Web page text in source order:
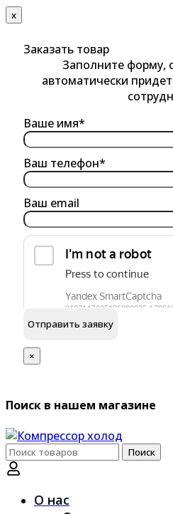
х
Заказать товар
Заполните форму,
автоматически
Ваше имя*
Ваш телефон*
Ваш email
Я согласен наобработку
×
Поиск в нашем магазине
Поиск
по:
Поиск
О нас